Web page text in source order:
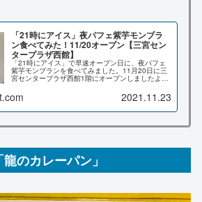
「21時にアイス」夜パフェ紫芋モンブラ
ン食べてみた！11/20オープン【三宮セン
タープラザ西館】
「21時にアイス」で早速オープン日に、夜パフェ
紫芋モンブランを食べてみました。11月20日に三
宮センタープラザ西館1階にオープンしましたよ。
紫芋モンブランを食べてみたので詳しくお伝え致
します♪ 2021.11.23
龍のカレーパン」